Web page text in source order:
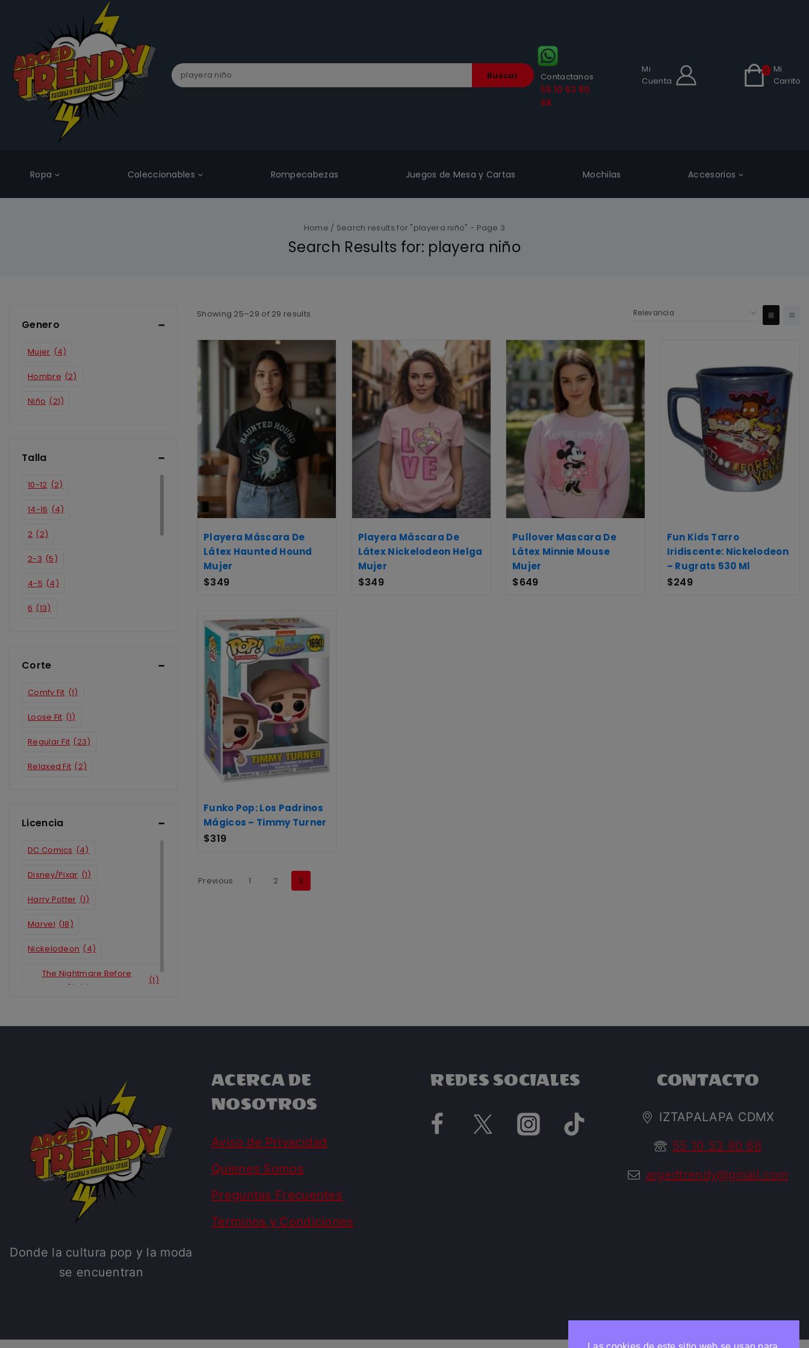
Buscar Contactanos
55 10 53 80
68
Mi
Cuenta
0
Mi
Carrito
Ropa Coleccionables Rompecabezas Juegos de Mesa y Cartas Mochilas Accesorios
Home / Search results for "playera niño" - Page 3
Search Results for: playera niño
Showing 25–29 of 29 results
Playera Máscara De
Látex Haunted Hound
Mujer
$349
Playera Máscara De
Látex Nickelodeon Helga
Mujer
$349
Pullover Mascara De
Látex Minnie Mouse
Mujer
$649
Fun Kids Tarro
Iridiscente: Nickelodeon
– Rugrats 530 Ml
$249
Funko Pop: Los Padrinos
Mágicos – Timmy Turner
$319
Previous 1 2 3
Genero
Mujer (4)
Hombre (2)
Niño (21)
Talla
10-12 (2)
14-16 (4)
2 (2)
2-3 (5)
4-5 (4)
6 (13)
Corte
Comfy Fit (1)
Loose Fit (1)
Regular Fit (23)
Relaxed Fit (2)
Licencia
DC Comics (4)
Disney/Pixar (1)
Harry Potter (1)
Marvel (18)
Nickelodeon (4)
The Nightmare Before
Christmas
(1)
Donde la cultura pop y la moda
se encuentran
ACERCA DE
NOSOTROS
Aviso de Privacidad
Quienes Somos
Preguntas Frecuentes
Terminos y Condiciones
REDES SOCIALES CONTACTO
IZTAPALAPA CDMX
55 10 53 80 68
argedtrendy@gmail.com